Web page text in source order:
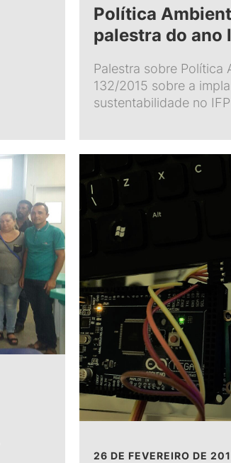
Política
palestra do ano
Palestra sobre Política
132/2015 sobre a
sustentabilidade no
26 DE FEVEREIRO DE